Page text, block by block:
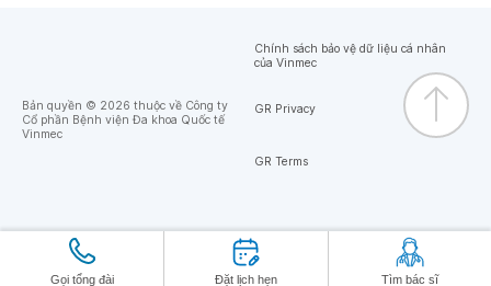
Gọi tổng đài Đặt lịch hẹn Tìm bác sĩ
Bản quyền © 2026 thuộc về Công ty
Cổ phần Bệnh viện Đa khoa Quốc tế
Vinmec
Chính sách bảo vệ dữ liệu cá nhân
của Vinmec
GR Privacy
GR Terms